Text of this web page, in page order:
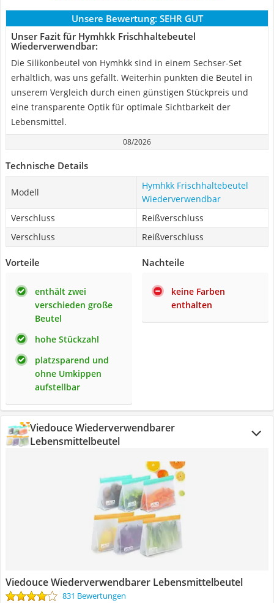
Unsere Bewertung: SEHR GUT
Unser Fazit für Hymhkk Frischhaltebeutel
Wiederverwendbar:
Die Silikonbeutel von Hymhkk sind in einem Sechser-Set
erhältlich, was uns gefällt. Weiterhin punkten die Beutel in
unserem Vergleich durch einen günstigen Stückpreis und
eine transparente Optik für optimale Sichtbarkeit der
Lebensmittel.
08/2026
Technische Details
Modell
Hymhkk Frischhaltebeutel
Wiederverwendbar
Verschluss
Reißverschluss
Verschluss
Reißverschluss
Vorteile
enthält zwei
verschieden große
Beutel
hohe Stückzahl
platzsparend und
ohne Umkippen
aufstellbar
Nachteile
keine Farben
enthalten
Viedouce Wiederverwendbarer
Lebensmittelbeutel
Viedouce Wiederverwendbarer Lebensmittelbeutel
831 Bewertungen